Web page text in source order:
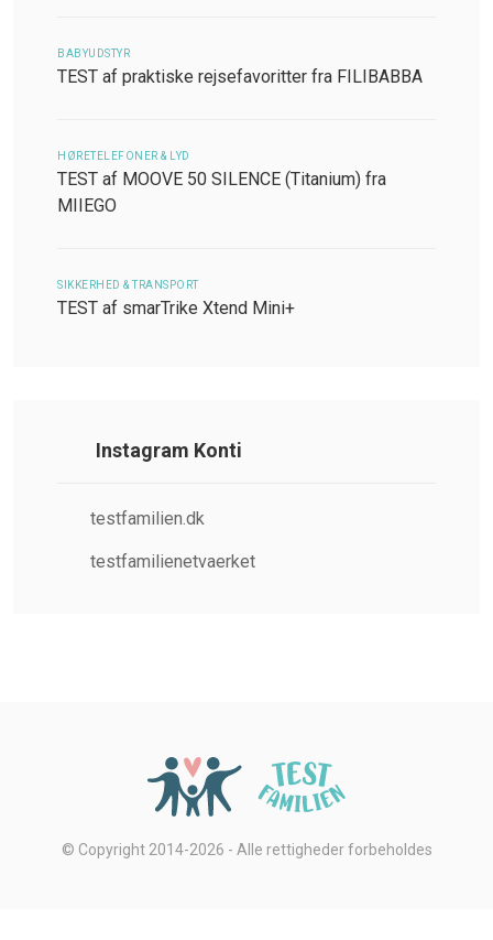
BABYUDSTYR
TEST af praktiske rejsefavoritter fra FILIBABBA
HØRETELEFONER & LYD
TEST af MOOVE 50 SILENCE (Titanium) fra
MIIEGO
SIKKERHED & TRANSPORT
TEST af smarTrike Xtend Mini+
Instagram Konti
testfamilien.dk
testfamilienetvaerket
© Copyright 2014-2026 - Alle rettigheder forbeholdes